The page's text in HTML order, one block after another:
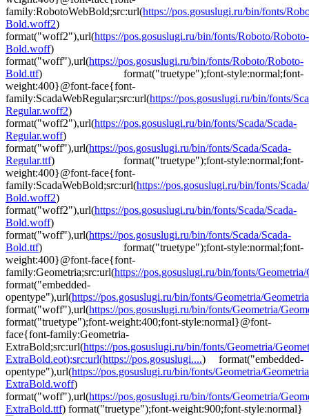
family:RobotoWebBold;src:url(https://pos.gosuslugi.ru/bin/fonts/
Bold.woff2)
format("woff2"),url(https://pos.gosuslugi.ru/bin/fonts/Roboto/Roboto-
Bold.woff)
format("woff"),url(https://pos.gosuslugi.ru/bin/fonts/Roboto/Roboto-
Bold.ttf) format("truetype");font-style:normal;font-
weight:400}@font-face{font-
family:ScadaWebRegular;src:url(https://pos.gosuslugi.ru/bin/fonts/
Regular.woff2)
format("woff2"),url(https://pos.gosuslugi.ru/bin/fonts/Scada/Scada-
Regular.woff)
format("woff"),url(https://pos.gosuslugi.ru/bin/fonts/Scada/Scada-
Regular.ttf) format("truetype");font-style:normal;font-
weight:400}@font-face{font-
family:ScadaWebBold;src:url(https://pos.gosuslugi.ru/bin/fonts/
Bold.woff2)
format("woff2"),url(https://pos.gosuslugi.ru/bin/fonts/Scada/Scada-
Bold.woff)
format("woff"),url(https://pos.gosuslugi.ru/bin/fonts/Scada/Scada-
Bold.ttf) format("truetype");font-style:normal;font-
weight:400}@font-face{font-
family:Geometria;src:url(https://pos.gosuslugi.ru/bin/fonts/
format("embedded-
opentype"),url(https://pos.gosuslugi.ru/bin/fonts/Geometria/
format("woff"),url(https://pos.gosuslugi.ru/bin/fonts/Geometria/
format("truetype");font-weight:400;font-style:normal}@font-
face{font-family:Geometria-
ExtraBold;src:url(https://pos.gosuslugi.ru/bin/fonts/Geometria/
ExtraBold.eot);src:url(https://pos.gosuslugi....) format("embedded-
opentype"),url(https://pos.gosuslugi.ru/bin/fonts/Geometria/
ExtraBold.woff)
format("woff"),url(https://pos.gosuslugi.ru/bin/fonts/Geometria/
ExtraBold.ttf) format("truetype");font-weight:900;font-style:normal}